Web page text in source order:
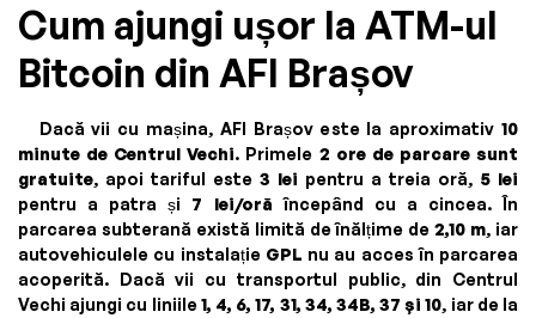
Cum ajungi ușor la ATM-ul
Bitcoin din AFI Brașov
Dacă vii cu mașina, AFI Brașov este la aproximativ 10
minute de Centrul Vechi. Primele 2 ore de parcare sunt
gratuite, apoi tariful este 3 lei pentru a treia oră, 5 lei
pentru a patra și 7 lei/oră începând cu a cincea. În
parcarea subterană există limită de înălțime de2,10 m, iar
autovehiculele cu instalație GPL nu au acces în parcarea
acoperită. Dacă vii cu transportul public, din Centrul
Vechi ajungi cu liniile 1, 4, 6, 17, 31, 34, 34B, 37 și 10, iar de la